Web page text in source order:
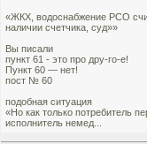
«ЖКХ, водоснабжение РСО
наличии счетчика, суд»»
Вы писали
пункт 61 - это про дру-го-е!
Пункт 60 — нет!
пост № 60
подобная ситуация
«Но как только потребитель
исполнитель немед...